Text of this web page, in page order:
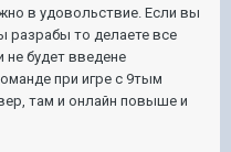
в удовольствие. Если вы
разрабы то делаете все
не будет введене
при игре с 9тым
там и онлайн повыше и